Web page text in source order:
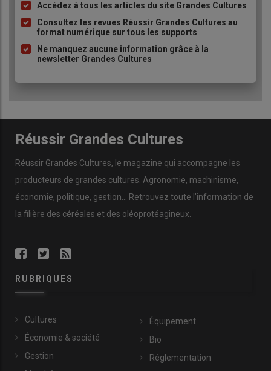
Liste
à
puce
Accédez à tous les articles du site Grandes Cultures
Consultez les revues Réussir Grandes Cultures au
format numérique sur tous les supports
Ne manquez aucune information grâce à la
newsletter Grandes Cultures
Réussir Grandes Cultures
Réussir Grandes Cultures, le magazine qui accompagne les
producteurs de grandes cultures Agronomie, machinisme,
économie, politique, gestion … Retrouvez toute l’information de
la filière des céréales et des oléoprotéagineux
RUBRIQUES
Cultures
Économie & société
Gestion
Équipement
Bio
Réglementation